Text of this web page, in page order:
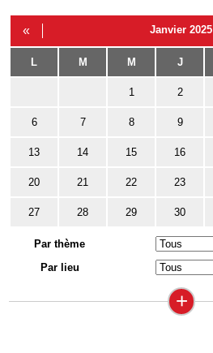
« Janvier 2025
L M M J
1 2
6 7 8 9
13 14 15 16
20 21 22 23
27 28 29 30
Par thème
Par lieu
+